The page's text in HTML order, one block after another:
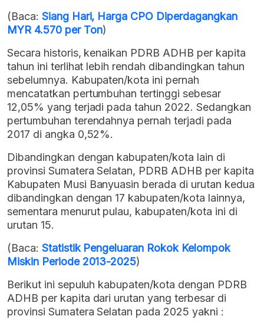
(Baca: Siang Hari, Harga CPO Diperdagangkan
MYR 4.570 per Ton)
Secara historis, kenaikan PDRB ADHB per kapita
tahun ini terlihat lebih rendah dibandingkan tahun
sebelumnya. Kabupaten/kota ini pernah
mencatatkan pertumbuhan tertinggi sebesar
12,05% yang terjadi pada tahun 2022. Sedangkan
pertumbuhan terendahnya pernah terjadi pada
2017 di angka 0,52%.
Dibandingkan dengan kabupaten/kota lain di
provinsi Sumatera Selatan, PDRB ADHB per kapita
Kabupaten Musi Banyuasin berada di urutan kedua
dibandingkan dengan 17 kabupaten/kota lainnya,
sementara menurut pulau, kabupaten/kota ini di
urutan 15.
(Baca: Statistik Pengeluaran Rokok Kelompok
Miskin Periode 2013-2025)
Berikut ini sepuluh kabupaten/kota dengan PDRB
ADHB per kapita dari urutan yang terbesar di
provinsi Sumatera Selatan pada 2025 yakni :